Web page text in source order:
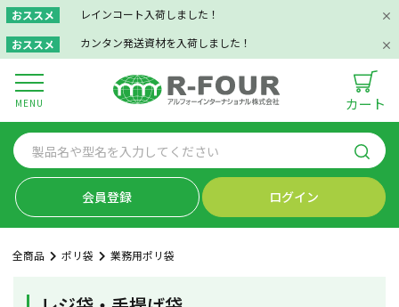
おススメ レインコート入荷しました！
おススメ カンタン発送資材を入荷しました！
MENU カート
会員登録 ログイン
全商品 ポリ袋 業務用ポリ袋